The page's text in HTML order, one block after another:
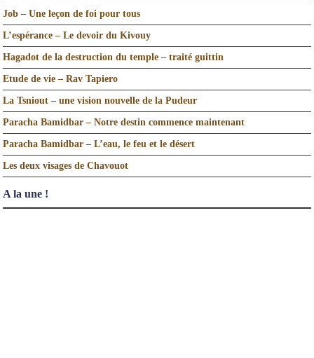
Job – Une leçon de foi pour tous
L’espérance – Le devoir du Kivouy
Hagadot de la destruction du temple – traité guittin
Etude de vie – Rav Tapiero
La Tsniout – une vision nouvelle de la Pudeur
Paracha Bamidbar – Notre destin commence maintenant
Paracha Bamidbar – L’eau, le feu et le désert
Les deux visages de Chavouot
A la une !